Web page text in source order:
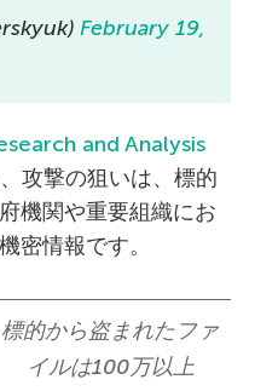
February 19,
and Analysis
攻撃の狙いは、標的
機関や重要組織にお
密情報です。
標的から盗まれたファ
イルは100万以上